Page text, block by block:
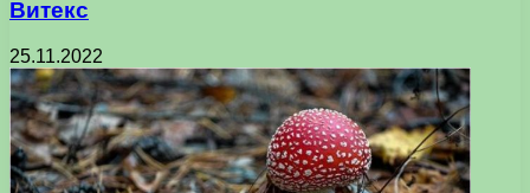
Витекс
25.11.2022